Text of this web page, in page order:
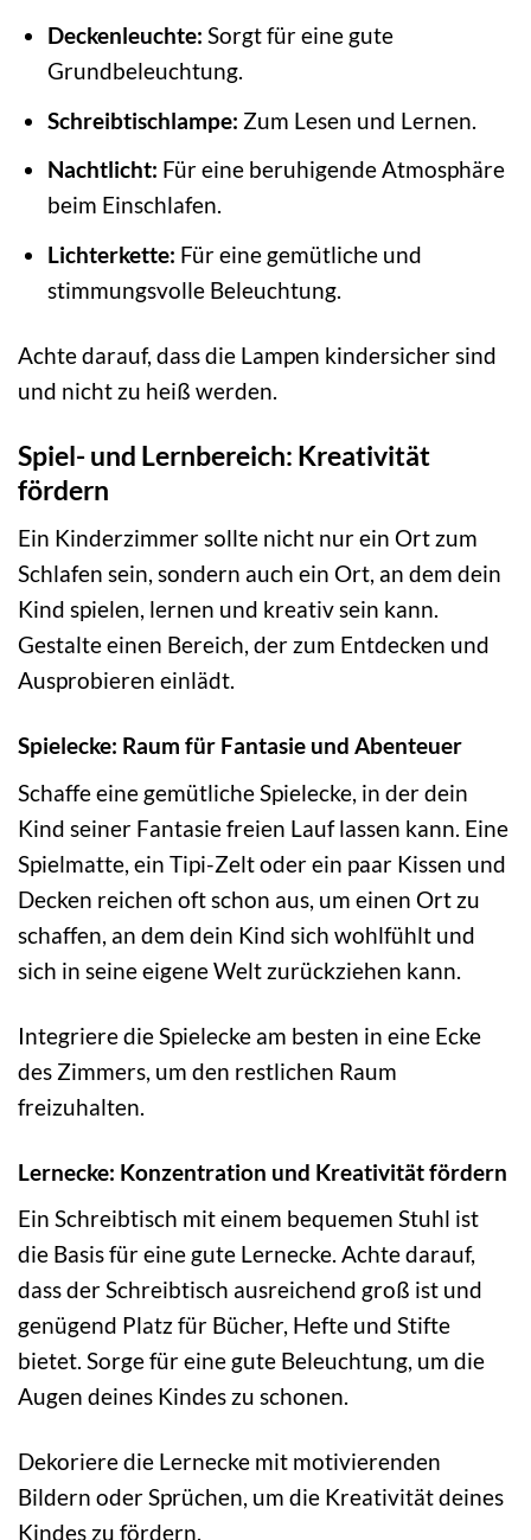
Deckenleuchte: Sorgt für eine gute
Grundbeleuchtung.
Schreibtischlampe: Zum Lesen und Lernen.
Nachtlicht: Für eine beruhigende Atmosphäre
beim Einschlafen.
Lichterkette: Für eine gemütliche und
stimmungsvolle Beleuchtung.
Achte darauf, dass die Lampen kindersicher sind
und nicht zu heiß werden.
Spiel- und Lernbereich: Kreativität
fördern
Ein Kinderzimmer sollte nicht nur ein Ort zum
Schlafen sein, sondern auch ein Ort, an dem dein
Kind spielen, lernen und kreativ sein kann.
Gestalte einen Bereich, der zum Entdecken und
Ausprobieren einlädt.
Spielecke: Raum für Fantasie und Abenteuer
Schaffe eine gemütliche Spielecke, in der dein
Kind seiner Fantasie freien Lauf lassen kann. Eine
Spielmatte, ein Tipi-Zelt oder ein paar Kissen und
Decken reichen oft schon aus, um einen Ort zu
schaffen, an dem dein Kind sich wohlfühlt und
sich in seine eigene Welt zurückziehen kann.
Integriere die Spielecke am besten in eine Ecke
des Zimmers, um den restlichen Raum
freizuhalten.
Lernecke: Konzentration und Kreativität fördern
Ein Schreibtisch mit einem bequemen Stuhl ist
die Basis für eine gute Lernecke. Achte darauf,
dass der Schreibtisch ausreichend groß ist und
genügend Platz für Bücher, Hefte und Stifte
bietet. Sorge für eine gute Beleuchtung, um die
Augen deines Kindes zu schonen.
Dekoriere die Lernecke mit motivierenden
Bildern oder Sprüchen, um die Kreativität deines
Kindes zu fördern.